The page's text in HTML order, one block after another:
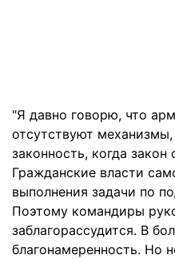
"Я давно говорю, что
отсутствуют
законность, когда закон
Гражданские власти
выполнения задачи по
Поэтому командиры
заблагорассудится. В
благонамеренность. Но